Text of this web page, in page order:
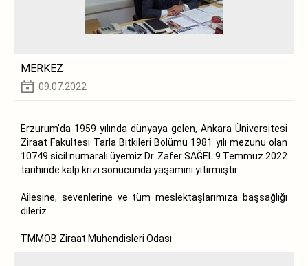
MERKEZ
09.07.2022
Erzurum’da 1959 yılında dünyaya gelen, Ankara Üniversitesi
Ziraat Fakültesi Tarla Bitkileri Bölümü 1981 yılı mezunu olan
10749 sicil numaralı üyemiz Dr. Zafer SAĞEL 9 Temmuz 2022
tarihinde kalp krizi sonucunda yaşamını yitirmiştir.
Ailesine, sevenlerine ve tüm meslektaşlarımıza başsağlığı
dileriz.
TMMOB Ziraat Mühendisleri Odası